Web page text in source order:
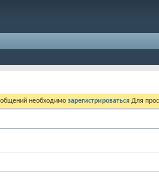
необходимо зарегистрироваться Для